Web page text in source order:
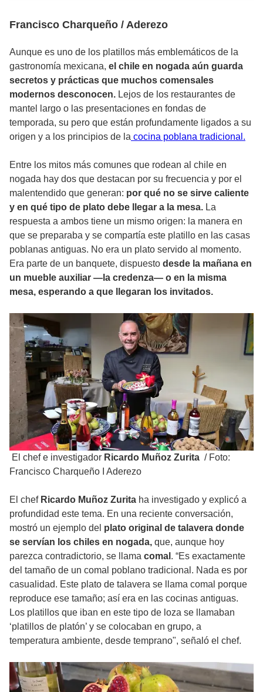
Francisco Charqueño / Aderezo
Aunque es uno de los platillos más emblemáticos de la
gastronomía mexicana, el chile en nogada aún guarda
secretos y prácticas que muchos comensales
modernos desconocen. Lejos de los restaurantes de
mantel largo o las presentaciones en fondas de
temporada, su pero que están profundamente ligados a su
origen y a los principios de la cocina poblana tradicional.
Entre los mitos más comunes que rodean al chile en
nogada hay dos que destacan por su frecuencia y por el
malentendido que generan: por qué no se sirve caliente
y en qué tipo de plato debe llegar a la mesa. La
respuesta a ambos tiene un mismo origen: la manera en
que se preparaba y se compartía este platillo en las casas
poblanas antiguas. No era un plato servido al momento.
Era parte de un banquete, dispuesto desde la mañana en
un mueble auxiliar —la credenza— o en la misma
mesa, esperando a que llegaran los invitados.
El chef e investigador Ricardo Muñoz Zurita / Foto:
Francisco Charqueño I Aderezo
El chef Ricardo Muñoz Zurita ha investigado y explicó a
profundidad este tema. En una reciente conversación,
mostró un ejemplo del plato original de talavera donde
se servían los chiles en nogada, que, aunque hoy
parezca contradictorio, se llama comal . “Es exactamente
del tamaño de un comal poblano tradicional. Nada es por
casualidad. Este plato de talavera se llama comal porque
reproduce ese tamaño; así era en las cocinas antiguas.
Los platillos que iban en este tipo de loza se llamaban
‘platillos de platón’ y se colocaban en grupo, a
temperatura ambiente, desde temprano", señaló el chef.